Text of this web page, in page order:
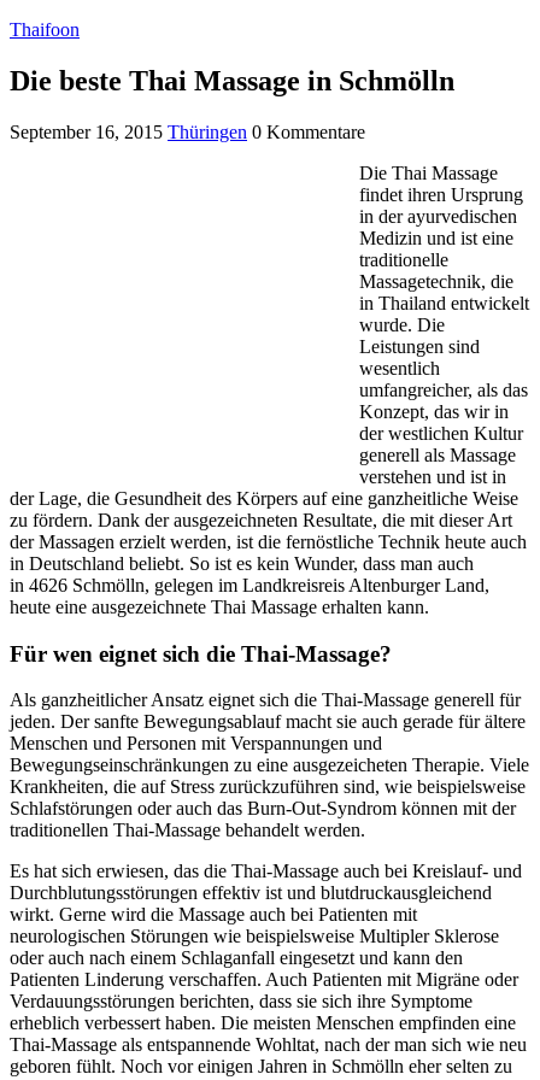
Thaifoon
Die beste Thai Massage in Schmölln
September 16, 2015 Thüringen 0 Kommentare
Die Thai Massage
findet ihren Ursprung
in der ayurvedischen
Medizin und ist eine
traditionelle
Massagetechnik, die
in Thailand entwickelt
wurde. Die
Leistungen sind
wesentlich
umfangreicher, als das
Konzept, das wir in
der westlichen Kultur
generell als Massage
verstehen und ist in
der Lage, die Gesundheit des Körpers auf eine ganzheitliche Weise
zu fördern. Dank der ausgezeichneten Resultate, die mit dieser Art
der Massagen erzielt werden, ist die fernöstliche Technik heute auch
in Deutschland beliebt. So ist es kein Wunder, dass man auch
in 4626 Schmölln, gelegen im Landkreisreis Altenburger Land,
heute eine ausgezeichnete Thai Massage erhalten kann.
Für wen eignet sich die Thai-Massage?
Als ganzheitlicher Ansatz eignet sich die Thai-Massage generell für
jeden. Der sanfte Bewegungsablauf macht sie auch gerade für ältere
Menschen und Personen mit Verspannungen und
Bewegungseinschränkungen zu eine ausgezeicheten Therapie. Viele
Krankheiten, die auf Stress zurückzuführen sind, wie beispielsweise
Schlafstörungen oder auch das Burn-Out-Syndrom können mit der
traditionellen Thai-Massage behandelt werden.
Es hat sich erwiesen, das die Thai-Massage auch bei Kreislauf- und
Durchblutungsstörungen effektiv ist und blutdruckausgleichend
wirkt. Gerne wird die Massage auch bei Patienten mit
neurologischen Störungen wie beispielsweise Multipler Sklerose
oder auch nach einem Schlaganfall eingesetzt und kann den
Patienten Linderung verschaffen. Auch Patienten mit Migräne oder
Verdauungsstörungen berichten, dass sie sich ihre Symptome
erheblich verbessert haben. Die meisten Menschen empfinden eine
Thai-Massage als entspannende Wohltat, nach der man sich wie neu
geboren fühlt. Noch vor einigen Jahren in Schmölln eher selten zu